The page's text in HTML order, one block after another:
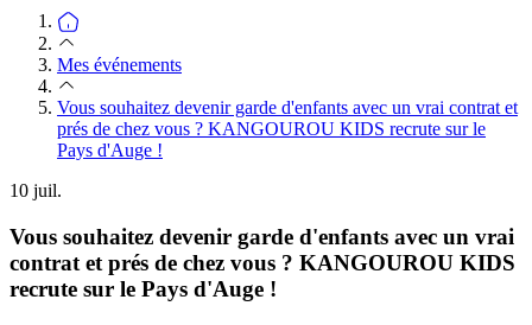
Mes événements
Vous souhaitez devenir garde d'enfants avec un vrai contrat et
prés de chez vous ? KANGOUROU KIDS recrute sur le
Pays d'Auge !
10 juil.
Vous souhaitez devenir garde d'enfants avec un vrai
contrat et prés de chez vous ? KANGOUROU KIDS
recrute sur le Pays d'Auge !